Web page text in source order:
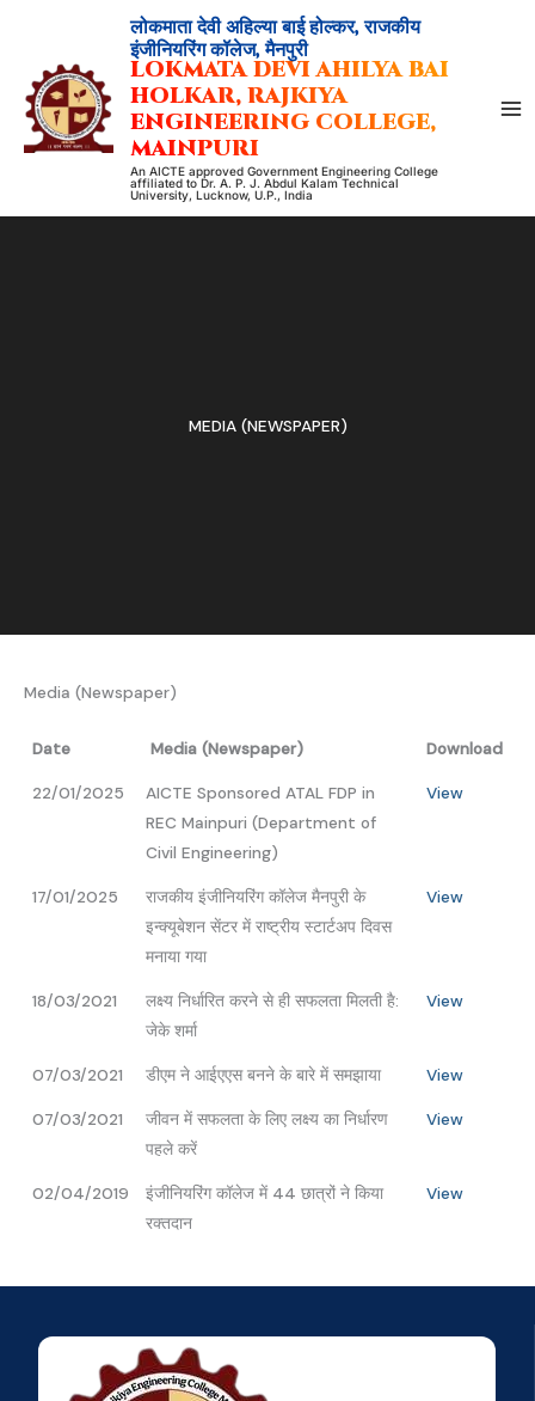
content
लोकमाता देवी अहिल्या बाई होल्कर, राजकीय
इंजीनियरिंग कॉलेज, मैनपुरी
LOKMATA DEVI AHILYA BAI
HOLKAR, RAJKIYA
ENGINEERING COLLEGE,
MAINPURI
An AICTE approved Government Engineering College
affiliated to Dr. A. P. J. Abdul Kalam Technical
University, Lucknow, U.P., India
MEDIA (NEWSPAPER)
Media (Newspaper)
Date Media (Newspaper) Download
22/01/2025
AICTE Sponsored ATAL FDP in
REC Mainpuri (Department of
Civil Engineering)
View
17/01/2025
राजकीय इंजीनियरिंग कॉलेज मैनपुरी के
इन्क्यूबेशन सेंटर में राष्ट्रीय स्टार्टअप दिवस
मनाया गया
View
18/03/2021
लक्ष्य निर्धारित करने से ही सफलता मिलती है:
जेके शर्मा
View
07/03/2021 डीएम ने आईएएस बनने के बारे में समझाया View
07/03/2021
जीवन में सफलता के लिए लक्ष्य का निर्धारण
पहले करें
View
02/04/2019
इंजीनियरिंग कॉलेज में 44 छात्रों ने किया
रक्तदान
View